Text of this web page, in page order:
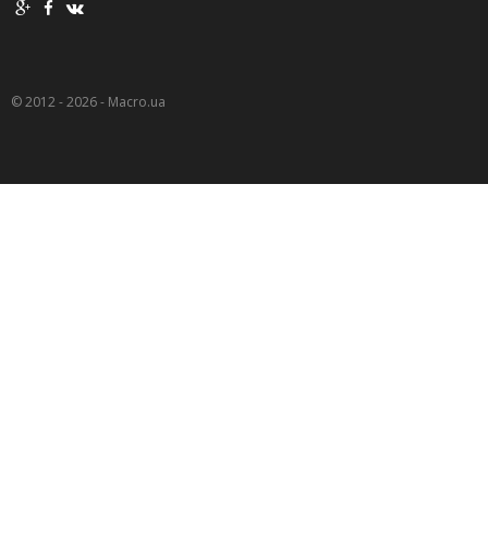
© 2012 - 2026 - Macro.ua